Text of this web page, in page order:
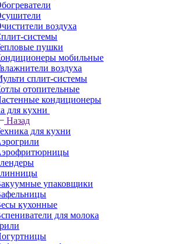
воздуха
системы
пушки
мобильные
воздуха
сплит-системы
отопительные
кондиционеры
для кухни
Назад
для кухни
упаковщики
кухонные
для молока